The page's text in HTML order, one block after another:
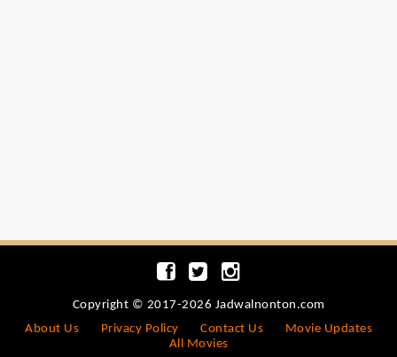
Copyright © 2017-2026 Jadwalnonton.com
About Us
Privacy Policy Contact Us
Movie Updates
All Movies